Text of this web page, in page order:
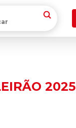
2025